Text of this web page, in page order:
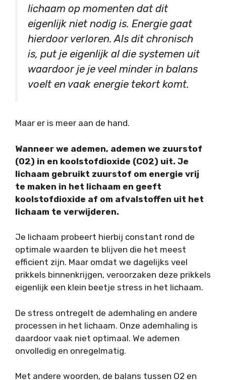
lichaam op momenten dat dit
eigenlijk niet nodig is. Energie gaat
hierdoor verloren. Als dit chronisch
is, put je eigenlijk al die systemen uit
waardoor je je veel minder in balans
voelt en vaak energie tekort komt.
Maar er is meer aan de hand.
Wanneer we ademen, ademen we zuurstof
(O2) in en koolstofdioxide (CO2) uit. Je
lichaam gebruikt zuurstof om energie vrij
te maken in het lichaam en geeft
koolstofdioxide af om afvalstoffen uit het
lichaam te verwijderen.
Je lichaam probeert hierbij constant rond de
optimale waarden te blijven die het meest
efficient zijn. Maar omdat we dagelijks veel
prikkels binnenkrijgen, veroorzaken deze prikkels
eigenlijk een klein beetje stress in het lichaam.
De stress ontregelt de ademhaling en andere
processen in het lichaam. Onze ademhaling is
daardoor vaak niet optimaal. We ademen
onvolledig en onregelmatig.
Met andere woorden, de balans tussen O2 en